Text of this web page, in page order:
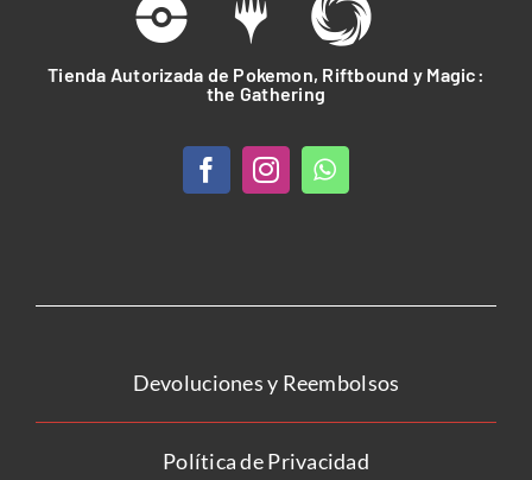
Tienda Autorizada de Pokemon, Riftbound y Magic:
the Gathering
Devoluciones y Reembolsos
Política de Privacidad